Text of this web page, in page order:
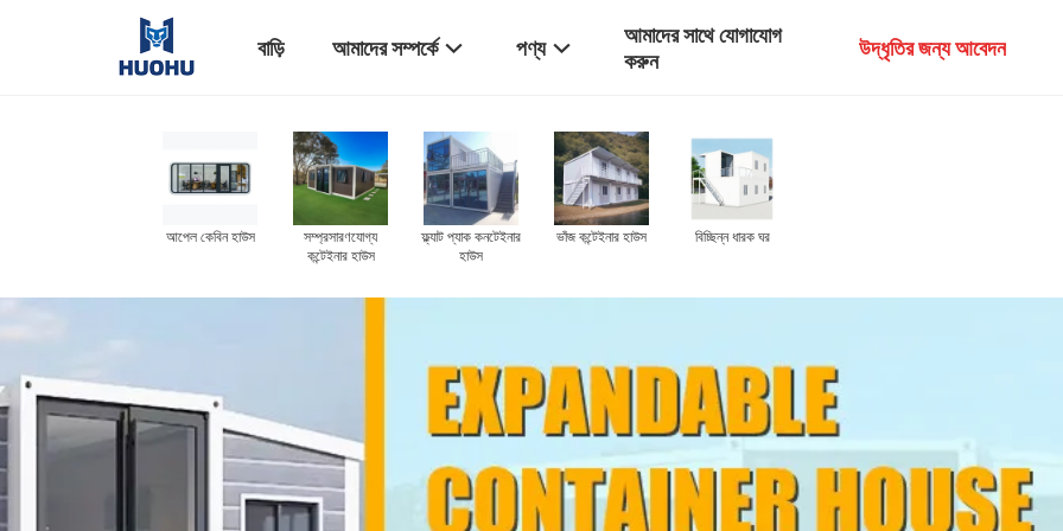
বাড়ি আমাদের সম্পর্কে পণ্য
আমাদের সাথে যোগাযোগ
করুন
উদ্ধৃতির জন্য আবেদন
আপেল কেবিন হাউস
সম্প্রসারণযোগ্য
কন্টেইনার হাউস
ফ্ল্যাট প্যাক কনটেইনার
হাউস
ভাঁজ কন্টেইনার হাউস বিচ্ছিন্ন ধারক ঘর